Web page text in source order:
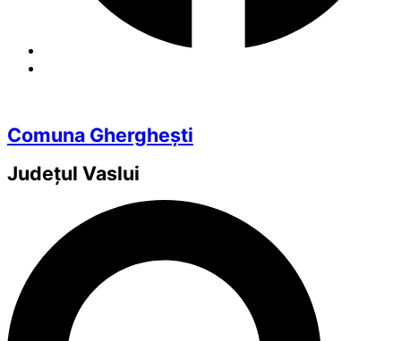
Comuna Gherghești
Județul Vaslui